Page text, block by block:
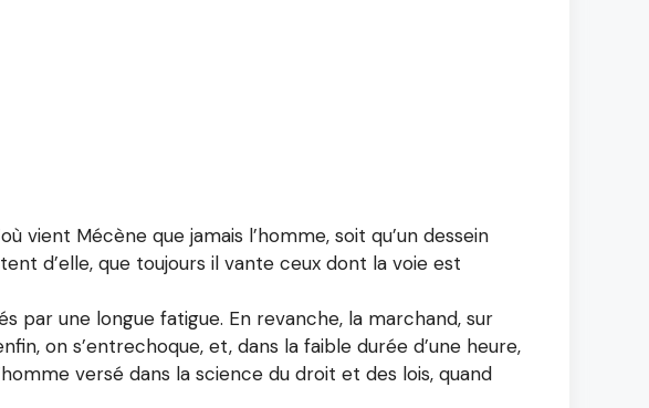
vient Mécène que jamais l’homme, soit qu’un dessein
d’elle, que toujours il vante ceux dont la voie est
par une longue fatigue. En revanche, la marchand, sur
on s’entrechoque, et, dans la faible durée d’une heure,
versé dans la science du droit et des lois, quand